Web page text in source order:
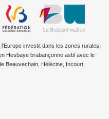
investit dans les zones rurales.
Hesbaye brabançonne asbl avec le
Beauvechain, Hélécine, Incourt,